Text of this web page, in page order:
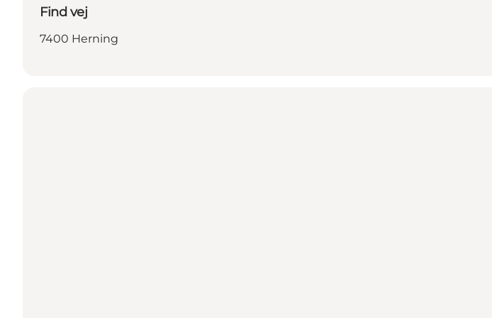
Find vej
7400 Herning